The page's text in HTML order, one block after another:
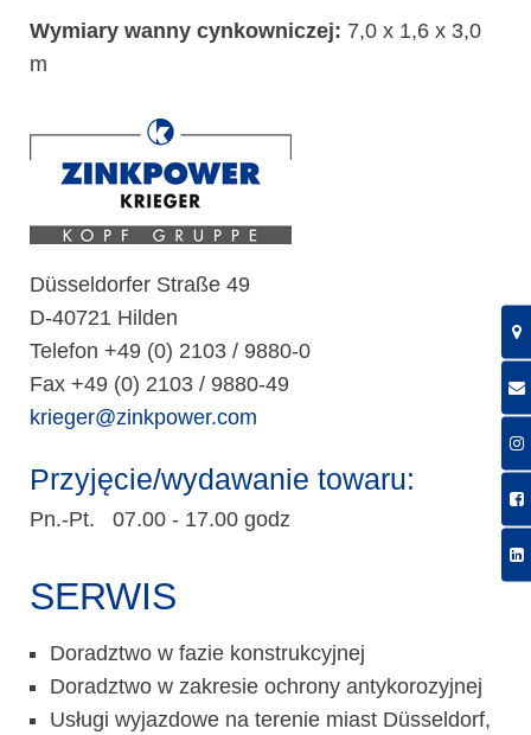
Wymiary wanny cynkowniczej: 7,0 x 1,6 x 3,0
m
Düsseldorfer Straße 49
D-40721 Hilden
Telefon +49 (0) 2103 / 9880-0
Fax +49 (0) 2103 / 9880-49
krieger@zinkpower.com
Przyjęcie/wydawanie towaru:
Pn.-Pt. 07.00 - 17.00 godz
SERWIS
Doradztwo w fazie konstrukcyjnej
Doradztwo w zakresie ochrony antykorozyjnej
Usługi wyjazdowe na terenie miast Düsseldorf,